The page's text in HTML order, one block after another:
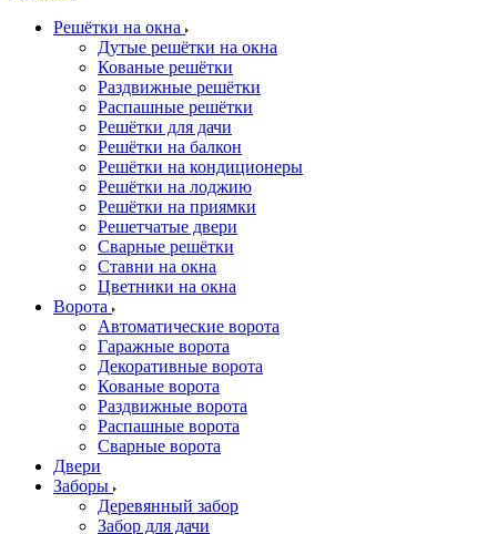
Решётки на окна
Дутые решётки на окна
Кованые решётки
Раздвижные решётки
Распашные решётки
Решётки для дачи
Решётки на балкон
Решётки на кондиционеры
Решётки на лоджию
Решётки на приямки
Решетчатые двери
Сварные решётки
Ставни на окна
Цветники на окна
Ворота
Автоматические ворота
Гаражные ворота
Декоративные ворота
Кованые ворота
Раздвижные ворота
Распашные ворота
Сварные ворота
Двери
Заборы
Деревянный забор
Забор для дачи